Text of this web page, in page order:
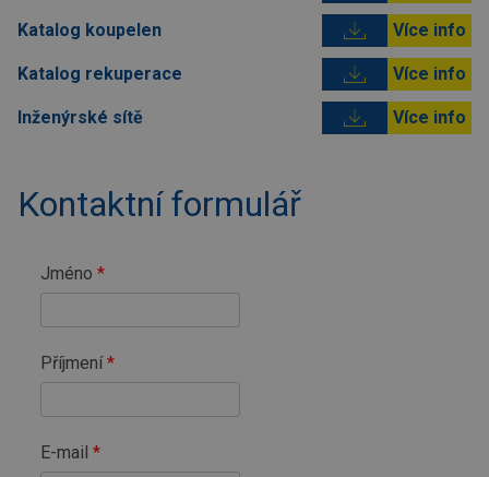
Katalog koupelen Více info
Katalog rekuperace Více info
Inženýrské sítě Více info
Kontaktní formulář
Jméno
Příjmení
E-mail